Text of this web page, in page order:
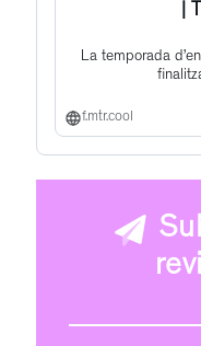
|
La temporada
f.mtr.cool